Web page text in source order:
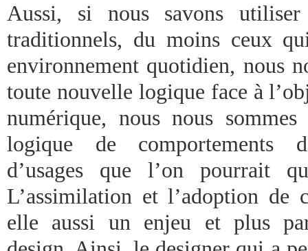
Aussi, si nous savons
traditionnels, du moins ceux
environnement quotidien, nous
toute nouvelle logique face à
numérique, nous nous
logique de comportements
d’usages que l’on pourrait
L’assimilation et l’adoption de
elle aussi un enjeu et plus